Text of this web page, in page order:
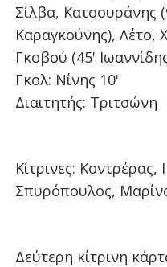
Σίλβα, Κατσουράνης
Καραγκούνης), Λέτο,
Γκοβού (45'
Γκολ: Νίνης 10'
Διαιτητής: Τριτσώνη
Κίτρινες: Κοντρέρας,
Σπυρόπουλος,
Δεύτερη κίτρινη